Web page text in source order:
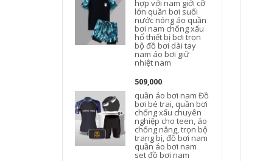
hợp với nam giới cỡ
lớn quần bơi suối
nước nóng áo quần
bơi nam chống xấu
hổ thiết bị bơi trọn
bộ đồ bơi dài tay
nam áo bơi giữ
nhiệt nam
509,000
quần áo bơi nam Đồ
bơi bé trai, quần bơi
chống xấu chuyên
nghiệp cho teen, áo
chống nắng, trọn bộ
trang bị, đồ bơi nam
quần áo bơi nam
set đồ bơi nam